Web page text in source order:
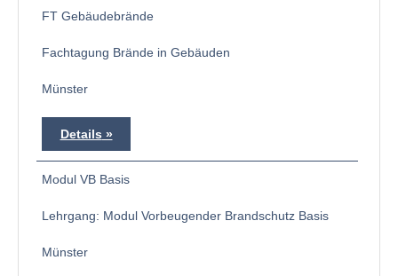
FT Gebäudebrände
Fachtagung Brände in Gebäuden
Münster
Details
Modul VB Basis
Lehrgang: Modul Vorbeugender Brandschutz Basis
Münster